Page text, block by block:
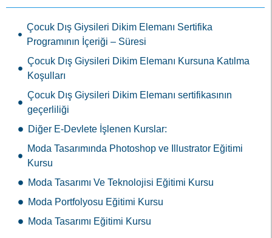
Koşulları
Çocuk Dış Giysileri Dikim Elemanı sertifikasının
geçerliliği
Diğer E-Devlete İşlenen Kurslar:
Moda Tasarımında Photoshop ve Illustrator Eğitimi
Kursu
Moda Tasarımı Ve Teknolojisi Eğitimi Kursu
Moda Portfolyosu Eğitimi Kursu
Moda Tasarımı Eğitimi Kursu
Resmi Sertifika